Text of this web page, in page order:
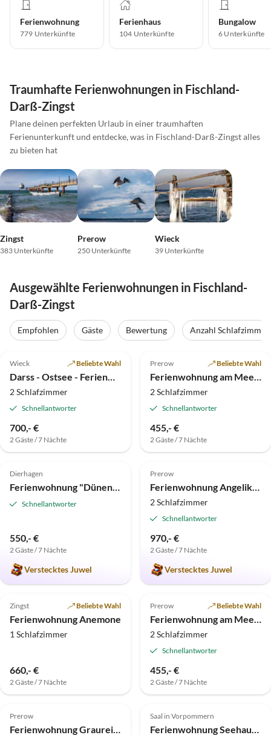
Ferienwohnung
779 Unterkünfte
Ferienhaus
104 Unterkünfte
Bungalow
6 Unterkünfte
Traumhafte Ferienwohnungen in Fischland-
Darß-Zingst
Plane deinen perfekten Urlaub in einer traumhaften
Ferienunterkunft und entdecke, was in Fischland-Darß-Zingst alles
zu bieten hat
Zingst
383 Unterkünfte
Prerow
250 Unterkünfte
Wieck
39 Unterkünfte
Ausgewählte Ferienwohnungen in Fischland-
Darß-Zingst
Empfohlen Gäste Bewertung Anzahl Schlafzimmer
Top-Inserat
Wieck Beliebte Wahl
2 Schlafzimmer
Schnellantworter
700,- €
2 Gäste / 7 Nächte
Top-Inserat
Prerow Beliebte Wahl
2 Schlafzimmer
Schnellantworter
455,- €
2 Gäste / 7 Nächte
Top-Inserat
4.9 (6)
Dierhagen
Schnellantworter
550,- €
2 Gäste / 7 Nächte
Verstecktes Juwel
Top-Inserat
5.0 (3)
Prerow
2 Schlafzimmer
Schnellantworter
970,- €
2 Gäste / 7 Nächte
Verstecktes Juwel
Top-Inserat
4.5 (2)
Zingst Beliebte Wahl
Ferienwohnung Anemone
1 Schlafzimmer
660,- €
2 Gäste / 7 Nächte
Top-Inserat
5.0 (1)
Prerow Beliebte Wahl
2 Schlafzimmer
Schnellantworter
455,- €
2 Gäste / 7 Nächte
Hundefreundlich
Top-Inserat
5.0 (1)
Prerow
Top-Inserat
5.0 (1)
Saal in Vorpommern